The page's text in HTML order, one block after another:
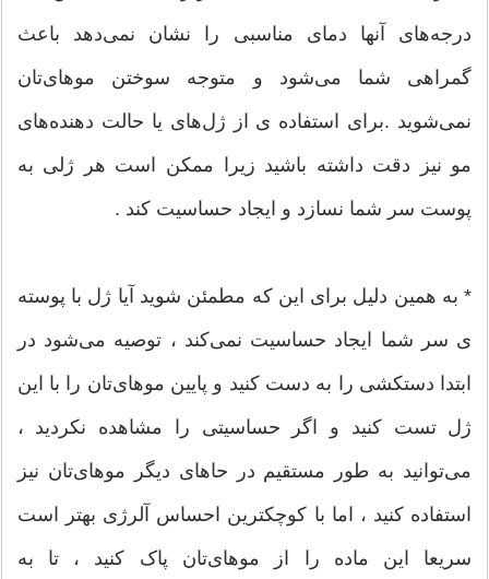
درجه‌های آنها دمای مناسبی را نشان نمی‌دهد باعث
گمراهی شما می‌شود و متوجه سوختن موهای‌تان
نمی‌شوید .برای استفاده ی از ژل‌های یا حالت دهنده‌های
مو نیز دقت داشته باشید زیرا ممکن است هر ژلی به
پوست سر شما نسازد و ایجاد حساسیت کند .
* به همین دلیل برای این که مطمئن شوید آیا ژل با پوسته
ی سر شما ایجاد حساسیت نمی‌کند ، توصیه می‌شود در
ابتدا دستکشی را به دست کنید و پایین موهای‌تان را با این
ژل تست کنید و اگر حساسیتی را مشاهده نکردید ،
می‌توانید به طور مستقیم در حاهای دیگر موهای‌تان نیز
استفاده کنید ، اما با کوچکترین احساس آلرژی بهتر است
سریعا این ماده را از موهای‌تان پاک کنید ، تا به